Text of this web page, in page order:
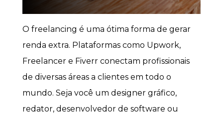
O freelancing é uma ótima forma de gerar
renda extra. Plataformas como Upwork,
Freelancer e Fiverr conectam profissionais
de diversas áreas a clientes em todo o
mundo. Seja você um designer gráfico,
redator, desenvolvedor de software ou